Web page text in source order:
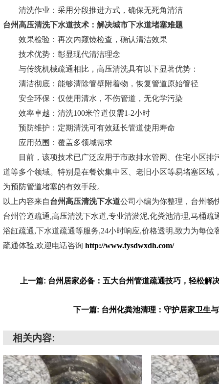
清洗作业：采用分段推进方式，确保无死角清洁
台州高压清洗下水道技术：解决城市下水道堵塞难题
效果检验：再次内窥镜检查，确认清洁效果
技术优势：彰显现代清洁理念
与传统机械疏通相比，高压清洗具有以下显著优势：
清洁彻底：能够清除管壁附着物，恢复管道原始管径
安全环保：仅使用清水，不伤管道，无化学污染
效率卓越：清洗100米管道仅需1-2小时
预防维护：定期清洗可有效延长管道使用寿命
应用范围：覆盖多领域需求
目前，该项技术已广泛应用于市政排水管网、住宅小区排
道等多个领域。特别是在餐饮集中区、老旧小区等易堵塞区域
为预防管道堵塞的有效手段。
以上内容来自台州高压清洗下水道公司小编为你整理，台州畅
台州管道疏通,高压清洗下水道,专业清淤泥,化粪池清理,马桶疏
浴缸疏通,下水道疏通等服务,24小时响应,价格透明,致力为每位
疏通体验,欢迎电话咨询 http://www.fysdwxdh.com/
上一篇: 台州居家必备：五大台州管道疏通技巧，轻松解
下一篇: 台州化粪池清理：守护居家卫生
相关内容: